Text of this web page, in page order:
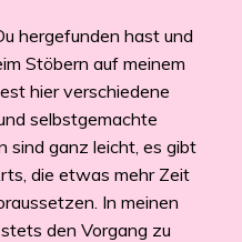
hergefunden hast und
Stöbern auf meinem
hier verschiedene
selbstgemachte
sind ganz leicht, es gibt
die etwas mehr Zeit
In meinen
den Vorgang zu